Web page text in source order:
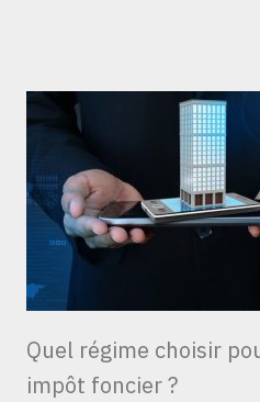
Quel régime choisir
impôt foncier ?